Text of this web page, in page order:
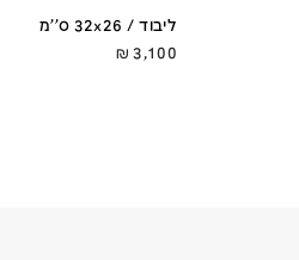
ליבוד / 32x26 ס''מ
3,100
₪